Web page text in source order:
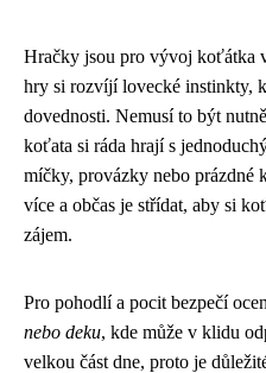
Hračky jsou pro vývoj koťátka
hry si rozvíjí lovecké instinkty,
dovednosti. Nemusí to být
koťata si ráda hrají s
míčky, provázky nebo prázdné
více a občas je střídat, aby si
zájem.
Pro pohodlí a pocit bezpečí
nebo deku, kde může v klidu
velkou část dne, proto je